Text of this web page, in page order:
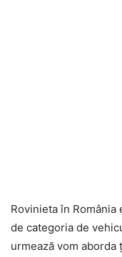
Rovinieta în
de categoria de
urmează vom